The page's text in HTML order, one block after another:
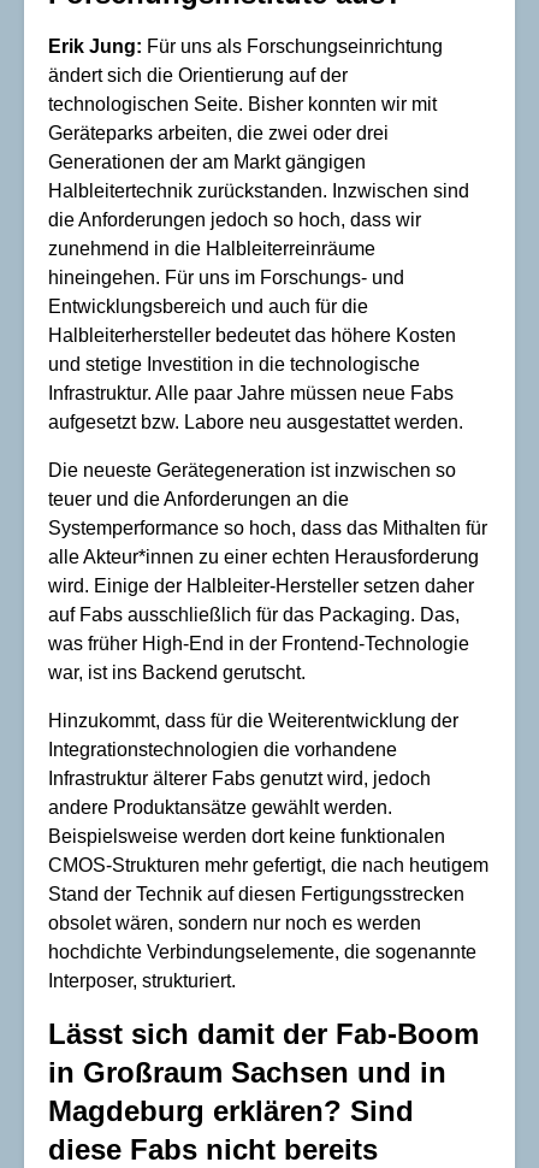
Erik Jung: Für uns als Forschungseinrichtung
ändert sich die Orientierung auf der
technologischen Seite. Bisher konnten wir mit
Geräteparks arbeiten, die zwei oder drei
Generationen der am Markt gängigen
Halbleitertechnik zurückstanden. Inzwischen sind
die Anforderungen jedoch so hoch, dass wir
zunehmend in die Halbleiterreinräume
hineingehen. Für uns im Forschungs- und
Entwicklungsbereich und auch für die
Halbleiterhersteller bedeutet das höhere Kosten
und stetige Investition in die technologische
Infrastruktur. Alle paar Jahre müssen neue Fabs
aufgesetzt bzw. Labore neu ausgestattet werden.
Die neueste Gerätegeneration ist inzwischen so
teuer und die Anforderungen an die
Systemperformance so hoch, dass das Mithalten für
alle Akteur*innen zu einer echten Herausforderung
wird. Einige der Halbleiter-Hersteller setzen daher
auf Fabs ausschließlich für das Packaging. Das,
was früher High-End in der Frontend-Technologie
war, ist ins Backend gerutscht.
Hinzukommt, dass für die Weiterentwicklung der
Integrationstechnologien die vorhandene
Infrastruktur älterer Fabs genutzt wird, jedoch
andere Produktansätze gewählt werden.
Beispielsweise werden dort keine funktionalen
CMOS-Strukturen mehr gefertigt, die nach heutigem
Stand der Technik auf diesen Fertigungsstrecken
obsolet wären, sondern nur noch es werden
hochdichte Verbindungselemente, die sogenannte
Interposer, strukturiert.
Lässt sich damit der Fab-Boom
in Großraum Sachsen und in
Magdeburg erklären? Sind
diese Fabs nicht bereits